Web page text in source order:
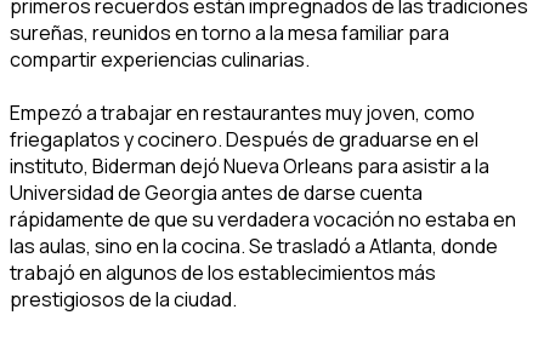
primeros recuerdos están impregnados de las tradiciones
sureñas, reunidos en torno a la mesa familiar para
compartir experiencias culinarias.
Empezó a trabajar en restaurantes muy joven, como
friegaplatos y cocinero. Después de graduarse en el
instituto, Biderman dejó Nueva Orleans para asistir a la
Universidad de Georgia antes de darse cuenta
rápidamente de que su verdadera vocación no estaba en
las aulas, sino en la cocina. Se trasladó a Atlanta, donde
trabajó en algunos de los establecimientos más
prestigiosos de la ciudad.